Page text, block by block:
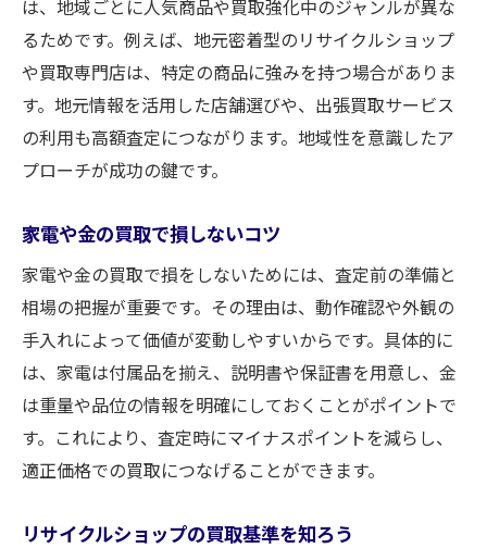
は、地域ごとに人気商品や買取強化中のジャンルが異な
るためです。例えば、地元密着型のリサイクルショップ
や買取専門店は、特定の商品に強みを持つ場合がありま
す。地元情報を活用した店舗選びや、出張買取サービス
の利用も高額査定につながります。地域性を意識したア
プローチが成功の鍵です。
家電や金の買取で損しないコツ
家電や金の買取で損をしないためには、査定前の準備と
相場の把握が重要です。その理由は、動作確認や外観の
手入れによって価値が変動しやすいからです。具体的に
は、家電は付属品を揃え、説明書や保証書を用意し、金
は重量や品位の情報を明確にしておくことがポイントで
す。これにより、査定時にマイナスポイントを減らし、
適正価格での買取につなげることができます。
リサイクルショップの買取基準を知ろう